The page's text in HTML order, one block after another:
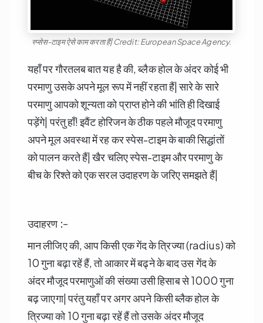
स्प्सेस-टाइम ऐसे काम करता हैं| Credit: European Space Agency.
यहाँ पर गौरतलब बात यह है की, ब्लैक होल के अंदर कोई भी
परमाणु उसके अपने मूल रूप में नहीं रहता हैं| सारे के सारे
परमाणु आपको शून्यता को प्राप्त होने की भांति ही दिखाई
पड़ेंगे| परंतु हाँ! इवैंट होरिजन के ठीक पहले मौजूद परमाणु
अपने मूल अवस्था में रह कर स्पेस-टाइम के बाकी सिद्धांतों
को पालन करते हैं| खैर चलिए स्पेस-टाइम और परमाणु के
बीच के रिश्ते को एक सरल उदाहरण के जरिए समझते हैं|
उदाहरण :-
मान लीजिए की, आप किसी एक गेंद के त्रिज्या (radius) को
10 गुना बढ़ा रहें हैं, तो आकार में बढ्ने के बाद उस गेंद के
अंदर मौजूद परमाणुओं की संख्या उसी हिसाब से 1000 गुना
बढ़ जाएगा| परंतु यहाँ पर अगर अपने किसी ब्लैक होल के
त्रिज्या को 10 गुना बढ़ा रहें हैं तो उसके अंदर मौजूद